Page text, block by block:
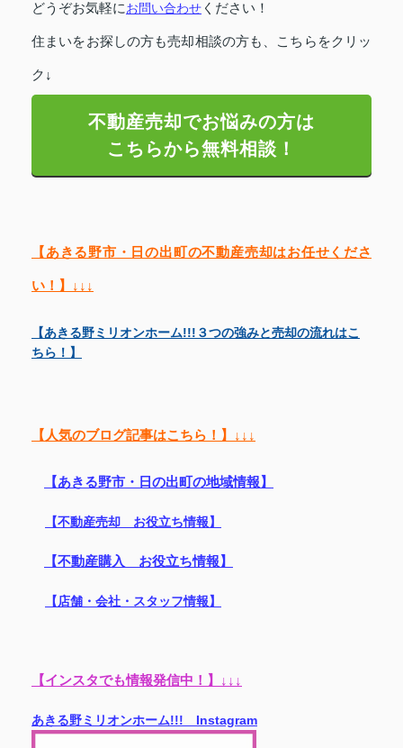
どうぞお気軽にお問い合わせ ください！
住まいをお探しの方も売却相談の方も、こちらをクリッ
ク↓
不動産売却でお悩みの方は
こちらから無料相談！
【あきる野市・日の出町の不動産売却はお任せくださ
い！】↓↓↓
【あきる野ミリオンホーム!!!３つの強みと売却の流れはこ
ちら！】
【人気のブログ記事はこちら！】↓↓↓
【あきる野市・日の出町の地域情報】
【不動産売却 お役立ち情報】
【不動産購入 お役立ち情報】
【店舗・会社・スタッフ情報】
【インスタでも情報発信中！】↓↓↓
あきる野ミリオンホーム!!! Instagram